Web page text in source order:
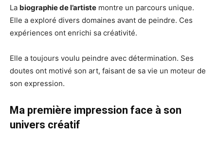
La biographie de l’artiste montre un parcours unique.
Elle a exploré divers domaines avant de peindre. Ces
expériences ont enrichi sa créativité.
Elle a toujours voulu peindre avec détermination. Ses
doutes ont motivé son art, faisant de sa vie un moteur de
son expression.
Ma première impression face à son
univers créatif